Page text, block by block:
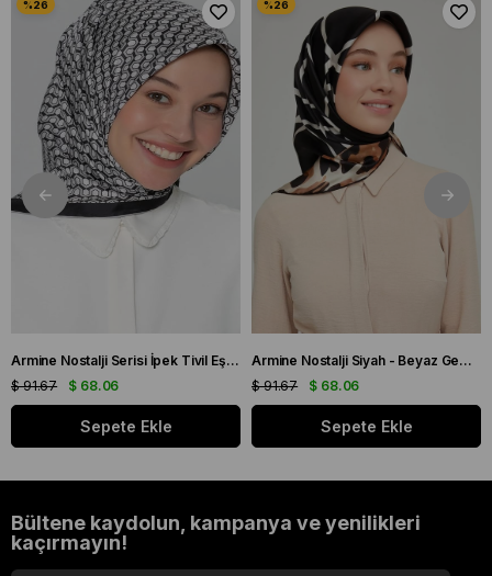
Armine Nostalji Serisi İpek Tivil Eşarp 8401 - 88
$ 68.06
$ 91.67
Sepete Ekle
Armine Nostalji Siyah - Beyaz Geometrik Desen Tivil İpek Eşarp 8653 - 20
$ 68.06
$ 91.67
Sepete Ekle
Bültene kaydolun, kampanya ve yenilikleri
kaçırmayın!